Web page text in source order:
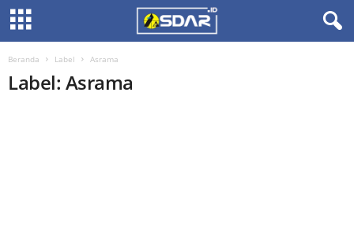
Beranda Label Asrama
Label: Asrama